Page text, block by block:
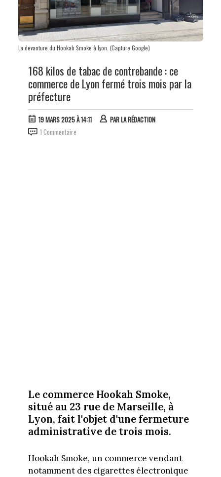
La devanture du Hookah Smoke à Lyon. (Capture Google)
168 kilos de tabac de contrebande : ce
commerce de Lyon fermé trois mois par la
préfecture
19 MARS 2025 À 14:11 PARLA RÉDACTION
1 Commentaire
Le commerce Hookah Smoke,
situé au 23 rue de Marseille, à
Lyon, fait l'objet d'une fermeture
administrative de trois mois.
Hookah Smoke, un commerce vendant
notamment des cigarettes électronique